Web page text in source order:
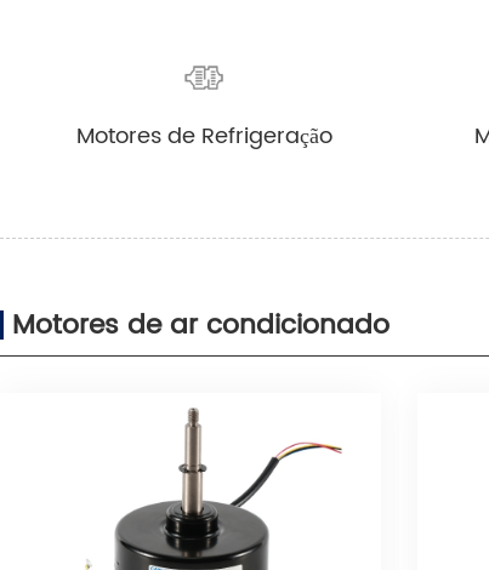
de calor
Motores de Refrigeração
Motores de ar condicionado